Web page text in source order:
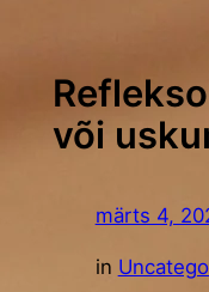
või
märts 4,
in